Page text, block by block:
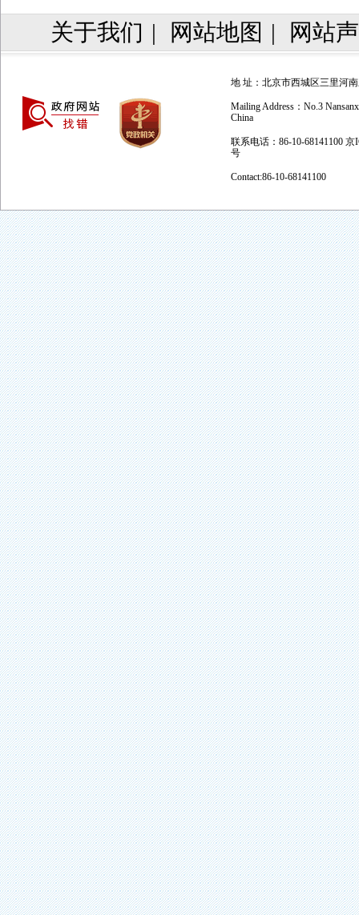
关于我们 | 网站地图 | 网站
地 址：北京市西城区三里河
Mailing Address：No.3
China
联系电话：86-10-68141100
号
Contact:86-10-68141100